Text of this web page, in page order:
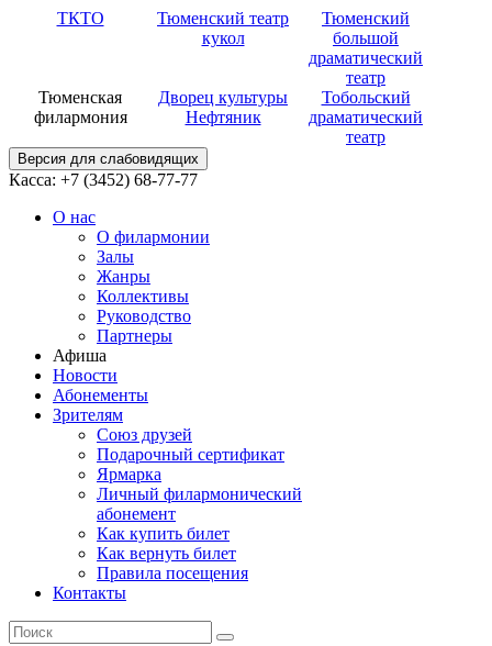
ТКТО
Тюменский театр
кукол
Тюменский
большой
драматический
театр
Тюменская
филармония
Дворец культуры
Нефтяник
Тобольский
драматический
театр
Версия для слабовидящих
Касса: +7 (3452) 68-77-77
О нас
О филармонии
Залы
Жанры
Коллективы
Руководство
Партнеры
Афиша
Новости
Абонементы
Зрителям
Союз друзей
Подарочный сертификат
Ярмарка
Личный филармонический
абонемент
Как купить билет
Как вернуть билет
Правила посещения
Контакты